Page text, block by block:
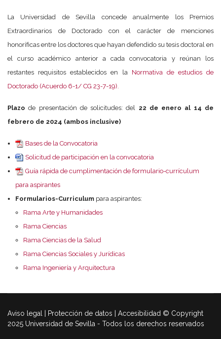
La Universidad de Sevilla concede anualmente los Premios
Extraordinarios de Doctorado con el carácter de menciones
honoríficas entre los doctores que hayan defendido su tesis doctoral en
el curso académico anterior a cada convocatoria y reúnan los
restantes requisitos establecidos en la Normativa de estudios de
Doctorado (Acuerdo 6-1/ CG 23-7-19).
Plazo de presentación de solicitudes: del 22 de enero al 14 de
febrero de 2024 (ambos inclusive)
Bases de la Convocatoria
Solicitud de participación en la convocatoria
Guía rápida de cumplimentación de formulario-currículum
para aspirantes
Formularios-Curriculum para aspirantes:
Rama Arte y Humanidades
Rama Ciencias
Rama Ciencias de la Salud
Rama Ciencias Sociales y Jurídicas
Rama Ingeniería y Arquitectura
Aviso legal | Protección de datos | Accesibilidad © Copyright
2025 Universidad de Sevilla - Todos los derechos reservados